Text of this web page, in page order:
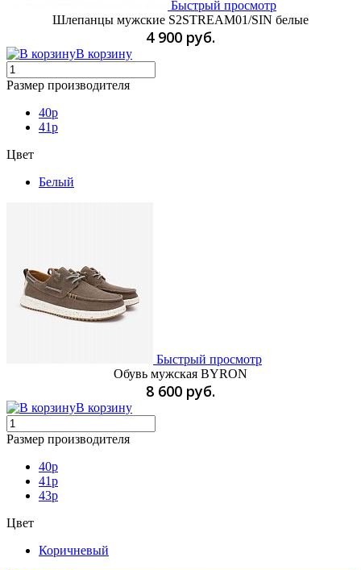
Быстрый просмотр
Шлепанцы мужские S2STREAM01/SIN белые
4 900 руб.
В корзину
Размер производителя
40p
41p
Цвет
Белый
Быстрый просмотр
Обувь мужская BYRON
8 600 руб.
В корзину
Размер производителя
40p
41p
43p
Цвет
Коричневый